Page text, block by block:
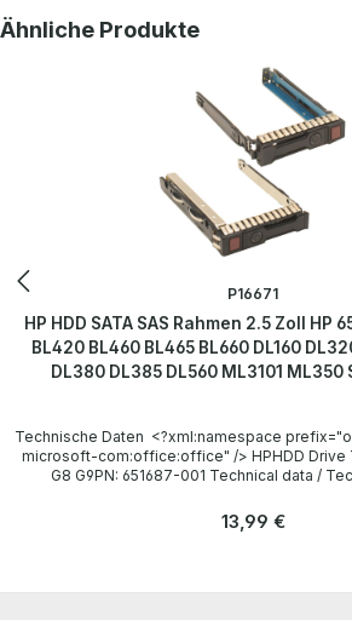
Produktgalerie überspringen
Ähnliche Produkte
P16671
HP HDD SATA SAS Rahmen 2.5 Zoll HP
BL420 BL460 BL465 BL660 DL160
DL380 DL385 DL560 ML3101 ML350
Technische Daten <?xml:namespace
microsoft-com:office:office" /> HPHDD Drive
G8 G9PN: 651687-001 Technical data /
Kompatibilität HP G8 G9 Server BL420c
BL465c Gen8, BL660c Gen8, DL160 Gen8,
Gen9, BL460c Gen9, BL465c Gen9, BL660c
Regulärer Preis:
13,99 €